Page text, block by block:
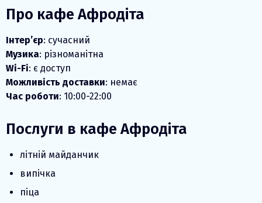
Про кафе Афродіта
Інтер’єр: сучасний
Музика: різноманітна
Wi-Fi: є доступ
Можливість доставки: немає
Час роботи: 10:00-22:00
Послуги в кафе Афродіта
літній майданчик
випічка
піца